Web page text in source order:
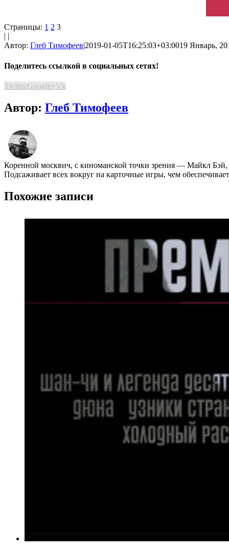
Страницы: 1 2 3
| |
Автор: Глеб Тимофеев|2019-01-05T16:25:03+03:0019 Январь,
Поделитесь ссылкой в социальных сетях!
TwitterGoogle+Vk
Автор: Глеб Тимофеев
Коренной москвич, с киноманской точки зрения ― Майкл
Подсаживает всех вокруг на карточные игры, чем
Похожие записи